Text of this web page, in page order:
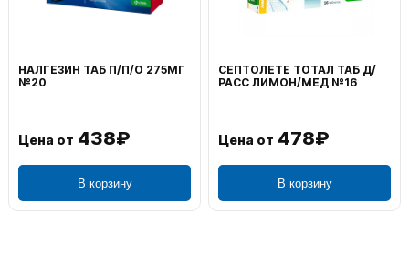
НАЛГЕЗИН ТАБ П/П/О 275МГ
№20
Цена от 438₽
В корзину
СЕПТОЛЕТЕ ТОТАЛ ТАБ Д/
РАСС ЛИМОН/МЕД №16
Цена от 478₽
В корзину